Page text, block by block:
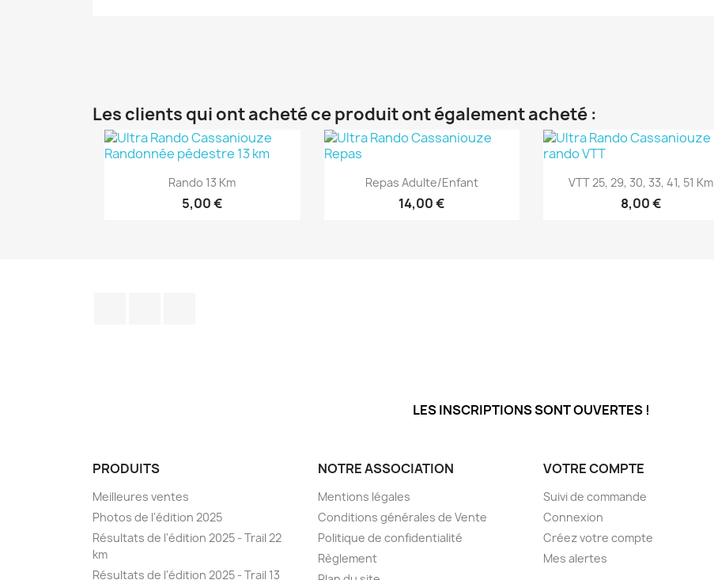
Les clients qui ont acheté ce produit ont également acheté :
Aperçu rapide
Rando 13 Km
5,00 €
Aperçu rapide
Repas Adulte/enfant
14,00 €
 Aperçu rapide
VTT 25, 29, 30, 33, 41, 51 Km
8,00 €
LES INSCRIPTIONS SONT OUVERTES !
PRODUITS
Meilleures ventes
Photos de l'édition 2025
Résultats de l'édition 2025 - Trail 22
km
Résultats de l'édition 2025 - Trail 13
NOTRE ASSOCIATION
Mentions légales
Conditions générales de Vente
Politique de confidentialité
Règlement
VOTRE COMPTE
Suivi de commande
Connexion
Créez votre compte
Mes alertes